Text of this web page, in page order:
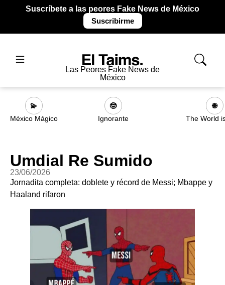
Suscríbete a las peores Fake News de México
Suscribirme
Las Peores Fake News de
México
💫
México Mágico
🤓
Ignorante
🌐
The World
Umdial Re Sumido
23/06/2026
Jornadita completa: doblete y récord de Messi; Mbappe y
Haaland rifaron